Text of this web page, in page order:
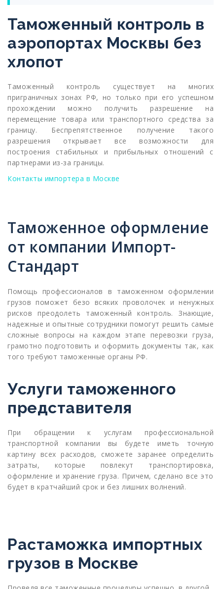
Таможенный контроль в
аэропортах Москвы без
хлопот
Таможенный контроль существует на многих
приграничных зонах РФ, но только при его успешном
прохождении можно получить разрешение на
перемещение товара или транспортного средства за
границу. Беспрепятственное получение такого
разрешения открывает все возможности для
построения стабильных и прибыльных отношений с
партнерами из-за границы.
Контакты импортера в Москве
Таможенное оформление
от компании Импорт-
Стандарт
Помощь профессионалов в таможенном оформлении
грузов поможет безо всяких проволочек и ненужных
рисков преодолеть таможенный контроль. Знающие,
надежные и опытные сотрудники помогут решить самые
сложные вопросы на каждом этапе перевозки груза,
грамотно подготовить и оформить документы так, как
того требуют таможенные органы РФ.
Услуги таможенного
представителя
При обращении к услугам профессиональной
транспортной компании вы будете иметь точную
картину всех расходов, сможете заранее определить
затраты, которые повлекут транспортировка,
оформление и хранение груза. Причем, сделано все это
будет в кратчайший срок и без лишних волнений.
Растаможка импортных
грузов в Москве